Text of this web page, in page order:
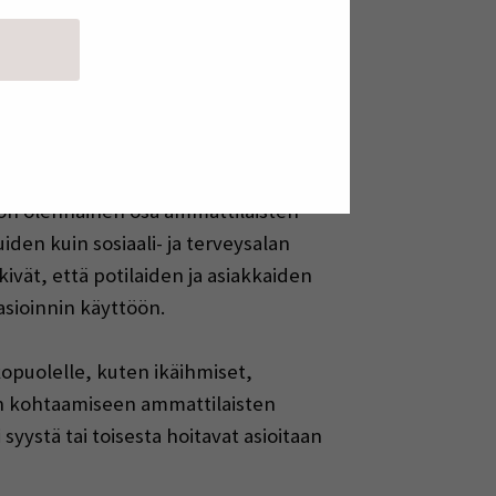
josta saa helposti kaiken
peruspotilas- ja asiakastyötä ei
olennainen osa ammattilaisten
kuin sosiaali- ja terveysalan
että potilaiden ja asiakkaiden
käyttöön.
kuten ikäihmiset,
ammattilaisten
tai toisesta hoitavat asioitaan